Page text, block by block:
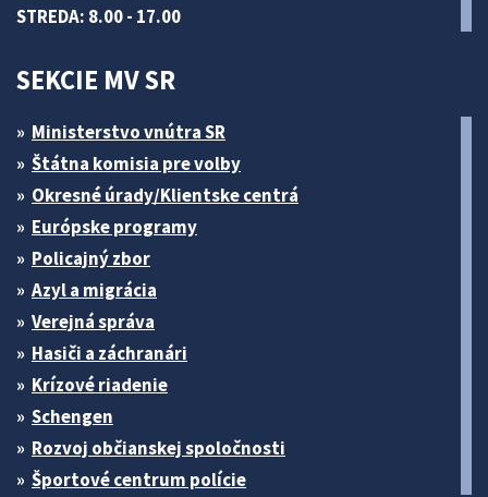
STREDA: 8.00 - 17.00
SEKCIE MV SR
Ministerstvo vnútra SR
Štátna komisia pre volby
Okresné úrady/Klientske centrá
Európske programy
Policajný zbor
Azyl a migrácia
Verejná správa
Hasiči a záchranári
Krízové riadenie
Schengen
Rozvoj občianskej spoločnosti
Športové centrum polície